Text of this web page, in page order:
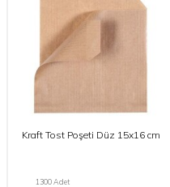
Kraft Tost Poşeti Düz 15x16 cm
1300 Adet